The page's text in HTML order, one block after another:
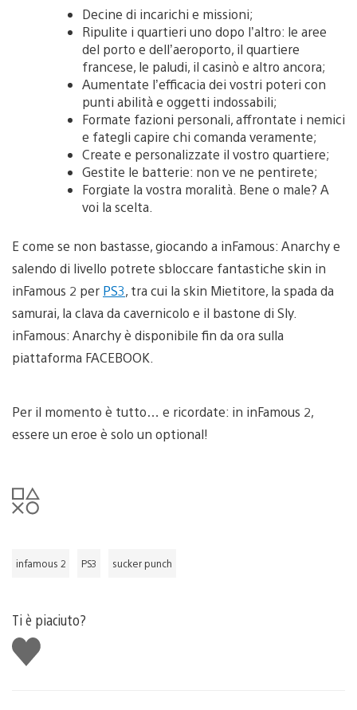
Decine di incarichi e missioni;
Ripulite i quartieri uno dopo l’altro: le aree
del porto e dell’aeroporto, il quartiere
francese, le paludi, il casinò e altro ancora;
Aumentate l’efficacia dei vostri poteri con
punti abilità e oggetti indossabili;
Formate fazioni personali, affrontate i nemici
e fategli capire chi comanda veramente;
Create e personalizzate il vostro quartiere;
Gestite le batterie: non ve ne pentirete;
Forgiate la vostra moralità. Bene o male? A
voi la scelta.
E come se non bastasse, giocando a inFamous: Anarchy e
salendo di livello potrete sbloccare fantastiche skin in
inFamous 2 per PS3, tra cui la skin Mietitore, la spada da
samurai, la clava da cavernicolo e il bastone di Sly.
inFamous: Anarchy è disponibile fin da ora sulla
piattaforma FACEBOOK.
Per il momento è tutto… e ricordate: in inFamous 2,
essere un eroe è solo un optional!
infamous 2 PS3 sucker punch
Ti è piaciuto?
Mi
piace